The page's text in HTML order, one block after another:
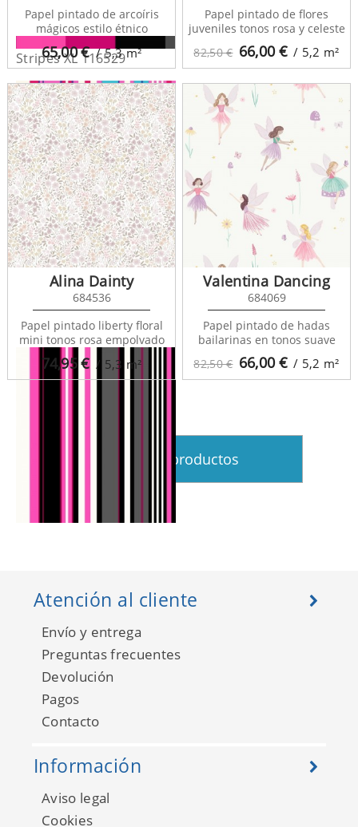
Stripes XL 116529
Stripes XL 116533
Stripes XL 116536
65,00€ / 5,3m²
Papel pintado de arcoíris
mágicos estilo étnico
82,50 € 66,00€ / 5,2 m²
Papel pintado de flores
juveniles tonos rosa y celeste
74,95€ / 5,3 m²
Alina Dainty
684536
Papel pintado liberty floral
mini tonos rosa empolvado
82,50 € 66,00€ / 5,2 m²
Valentina Dancing
684069
Papel pintado de hadas
bailarinas en tonos suave
Ver más productos
Atención al cliente
Envío y entrega
Preguntas frecuentes
Devolución
Pagos
Contacto
Información
Aviso legal
Cookies